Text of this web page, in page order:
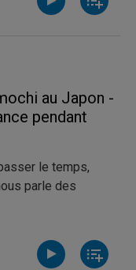
en de nombreux
paysans et
le plan idéologique
au Japon -
pendant
le temps,
parle des
plaisirs japonais
Jérôme Arsenault